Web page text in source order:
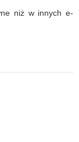
niż w innych e-